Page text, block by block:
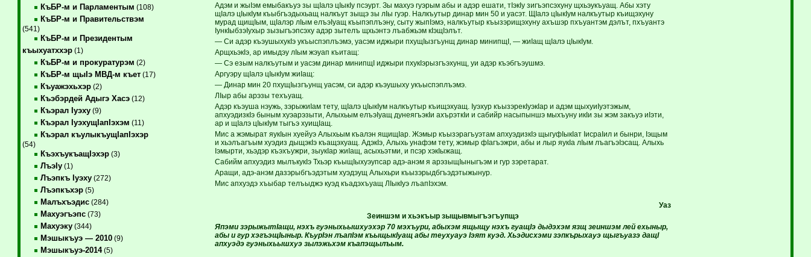
КъБР-м и Парламентым (108)
КъБР-м и Правительствэм
(541)
КъБР-м и Президентым
къыхуатххэр(1)
КъБР-м и прокуратурэм (2)
КъБР-м щыIэ МВД-м къет(17)
Къуажэхьхэр(2)
Къэбэрдей Адыгэ Хасэ(12)
Къэрал Iуэху(9)
Къэрал IуэхущIапIэхэм (11)
Къэрал къулыкъущIапIэхэр
(54)
КъэхъукъащIэхэр(3)
ЛъэIу(1)
Лъэпкъ Iуэху(272)
Лъэпкъхэр(5)
Малъхъэдис(284)
Махуэгъэпс(73)
Махуэку(344)
Мэшыкъуэ — 2010(9)
Мэшыкъуэ-2014(5)
Адэм и жыIэм емыбакъуэ зы щIалэ цIыкIу псэурт. Зы махуэ гуэрым абы и адэр ешати, тIэкIу зигъэпсэхуну щхьэукъуащ. Абы хэту
щIалэ цIыкIум къыбгъэдыхьащ налкъут зыщэ зы лIы гуэр. Налкъутыр динар мин 50 и уасэт. ЩIалэ цIыкIум налкъутыр къищэхуну
мурад щищIым, щIалэр лIым елъэIуащ къыпэплъэну, сыту жыпIэмэ, налкъутыр къызэрищэхуну ахъшэр пхъуантэм дэлът, пхъуантэ
IункIыбзэIухыр зызыгъэпсэху адэр зытелъ щхьэнтэ лъабжьэм кIэщIэлът.
— Си адэр къэушыхукIэ укъыспэплъэмэ, уасэм иджыри пхущIызгъунщ динар минипщI, — жиIащ щIалэ цIыкIум.
АрщхьэкIэ, ар имыдэу лIым жэуап къитащ:
— Сэ езым налкъутым и уасэм динар минипщI иджыри пхукIэрызгъэхунщ, уи адэр къэбгъэушмэ.
Аргуэру щIалэ цIыкIум жиIащ:
— Динар мин 20 пхущIызгъунщ уасэм, си адэр къэушыху укъыспэплъэмэ.
ЛIыр абы арэзы техъуащ.
Адэр къэуша нэужь, зэрыжиIам тету, щIалэ цIыкIум налкъутыр къищэхуащ. Iуэхур къызэрекIуэкIар и адэм щыхуиIуэтэжым,
апхуэдизкIэ быным хуэарэзыти, Алыхьым елъэIуащ дунеягъэкIи ахърэткIи и сабийр насыпыншэ мыхъуну икIи зы жэм закъуэ иIэти,
ар и щIалэ цIыкIум тыгъэ хуищIащ.
Мис а жэмырат яукIын хуейуэ Алыхьым къалэн ящищIар. Жэмыр къызэрагъуэтам апхуэдизкIэ щыгуфIыкIат IисраIил и бынри, Iэщым
и хьэлъагъым хуэдиз дыщэкIэ къащэхуащ. АдэкIэ, Алыхь унафэм тету, жэмыр фIагъэжри, абы и лыр яукIа лIым лъагъэIэсащ. Алыхь
Iэмырти, хьэдэр къэхъужри, зыукIар жиIащ, асыхьэтми, и псэр хэкIыжащ.
Сабийм апхуэдиз мылъкукIэ Тхьэр къыщIыхуэупсар адэ-анэм я арэзыщIыныгъэм и гур зэретарат.
Аращи, адэ-анэм дазэрыбгъэдэтым хуэдэущ Алыхьри къызэрыдбгъэдэтыжынур.
Мис апхуэдэ хъыбар телъыджэ куэд къадэхъуащ ЛIыкIуэ лъапIэхэм.
Уаз
Зеиншэм и хьэкъыр зыщывмыгъэгъупщэ
Япэми зэрыжытIащи, нэхъ гуэныхьышхуэхэр 70 мэхъури, абыхэм ящыщу нэхъ гуащIэ дыдэхэм язщ зеиншэм лей ехыныр,
абы и гур хэгъэщIыныр. КъурIэн лъапIэм къыщыкIуащ абы теухуауэ Iэят куэд. Хьэдисхэми зэпкърыхауэ щыгъуазэ дащI
апхуэдэ гуэныхьышхуэ зылэжьхэм къапэщылъым.